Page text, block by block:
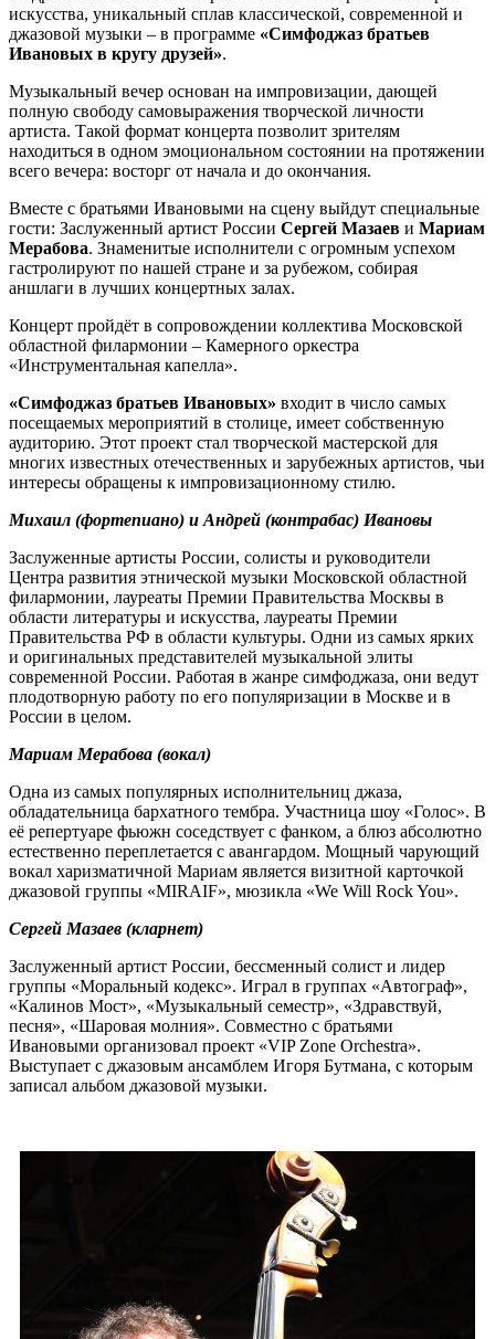
искусства, уникальный сплав классической, современной и
джазовой музыки – в программе «Симфоджаз братьев
Ивановых в кругу друзей».
Музыкальный вечер основан на импровизации, дающей
полную свободу самовыражения творческой личности
артиста. Такой формат концерта позволит зрителям
находиться в одном эмоциональном состоянии на протяжении
всего вечера: восторг от начала и до окончания.
Вместе с братьями Ивановыми на сцену выйдут специальные
гости: Заслуженный артист России Сергей Мазаев и Мариам
Мерабова. Знаменитые исполнители с огромным успехом
гастролируют по нашей стране и за рубежом, собирая
аншлаги в лучших концертных залах.
Концерт пройдёт в сопровождении коллектива Московской
областной филармонии – Камерного оркестра
«Инструментальная капелла».
«Симфоджаз братьев Ивановых» входит в число самых
посещаемых мероприятий в столице, имеет собственную
аудиторию. Этот проект стал творческой мастерской для
многих известных отечественных и зарубежных артистов, чьи
интересы обращены к импровизационному стилю.
Михаил (фортепиано) и Андрей (контрабас) Ивановы
Заслуженные артисты России, солисты и руководители
Центра развития этнической музыки Московской областной
филармонии, лауреаты Премии Правительства Москвы в
области литературы и искусства, лауреаты Премии
Правительства РФ в области культуры. Одни из самых ярких
и оригинальных представителей музыкальной элиты
современной России. Работая в жанре симфоджаза, они ведут
плодотворную работу по его популяризации в Москве и в
России в целом.
Мариам Мерабова (вокал)
Одна из самых популярных исполнительниц джаза,
обладательница бархатного тембра. Участница шоу «Голос». В
её репертуаре фьюжн соседствует с фанком, а блюз абсолютно
естественно переплетается с авангардом. Мощный чарующий
вокал харизматичной Мариам является визитной карточкой
джазовой группы «MIRAIF», мюзикла «We Will Rock You».
Сергей Мазаев (кларнет)
Заслуженный артист России, бессменный солист и лидер
группы «Моральный кодекс». Играл в группах «Автограф»,
«Калинов Мост», «Музыкальный семестр», «Здравствуй,
песня», «Шаровая молния». Совместно с братьями
Ивановыми организовал проект «VIP Zone Orchestra».
Выступает с джазовым ансамблем Игоря Бутмана, с которым
записал альбом джазовой музыки.